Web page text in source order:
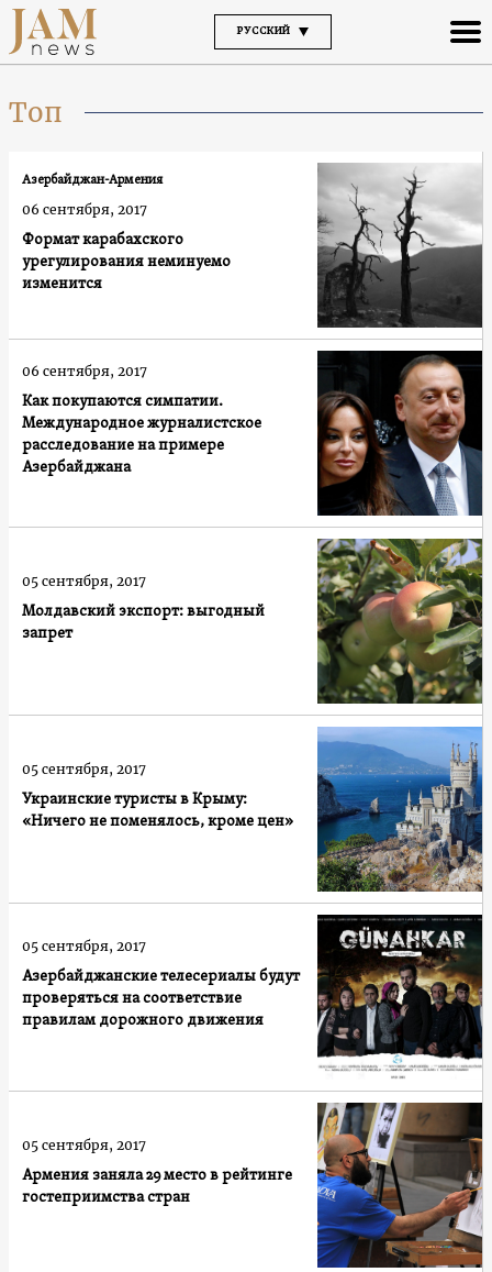
РУССКИЙ
Топ
Формат карабахского
урегулирования неминуемо
изменится
Азербайджан-Армения
06 сентября, 2017
Как покупаются симпатии.
Международное журналистское
расследование на примере
Азербайджана
06 сентября, 2017
Молдавский экспорт: выгодный
запрет
05 сентября, 2017
Украинские туристы в Крыму:
«Ничего не поменялось, кроме цен»
05 сентября, 2017
Азербайджанские телесериалы будут
проверяться на соответствие
правилам дорожного движения
05 сентября, 2017
Армения заняла 29 место в рейтинге
гостеприимства стран
05 сентября, 2017